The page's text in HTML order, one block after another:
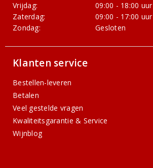
Vrijdag:
09:00 - 18:00 uur
Zaterdag:
09:00 - 17:00 uur
Zondag:
Gesloten
Klanten service
Bestellen-leveren
Betalen
Veel gestelde vragen
Kwaliteitsgarantie & Service
Wijnblog